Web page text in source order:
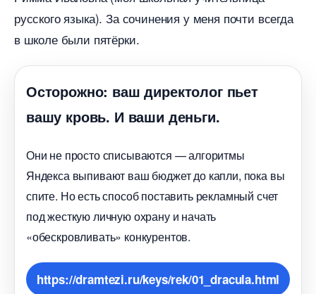
русского языка). За сочинения у меня почти всегда
школе были пятёрки.
Осторожно: ваш директолог пьет
ашу кровь. И ваши деньги.
Они не просто списываются — алгоритмы
Яндекса выпивают ваш бюджет до капли, пока вы
спите. Но есть способ поставить рекламный счет
под жесткую личную охрану и начать
«обескровливать» конкурентов.
https://dramtezi.ru/keys/rek/01_dracula.html